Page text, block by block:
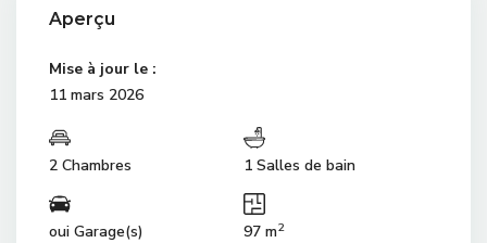
Aperçu
Mise à jour le :
11 mars 2026
2 Chambres 1 Salles de bain
oui Garage(s) 97 m2